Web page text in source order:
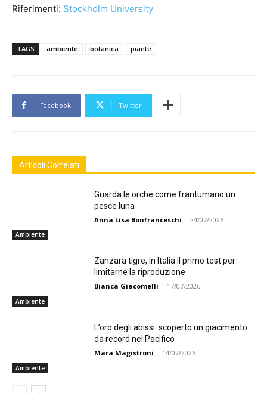
Riferimenti: Stockholm University
TAGS ambiente botanica piante
Facebook Twitter
Articoli Correlati
Ambiente
Guarda le orche come frantumano un
pesce luna
Anna Lisa Bonfranceschi - 24/07/2026
Ambiente
Zanzara tigre, in Italia il primo test per
limitarne la riproduzione
Bianca Giacomelli - 17/07/2026
Ambiente
L’oro degli abissi: scoperto un giacimento
da record nel Pacifico
Mara Magistroni - 14/07/2026